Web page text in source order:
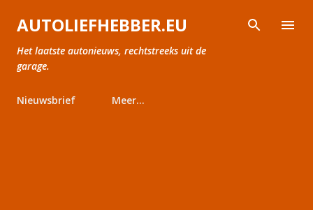
Doorgaan naar hoofdcontent
AUTOLIEFHEBBER.EU
Het laatste autonieuws, rechtstreeks uit de
garage.
Nieuwsbrief Meer…